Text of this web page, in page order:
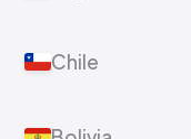
Chile